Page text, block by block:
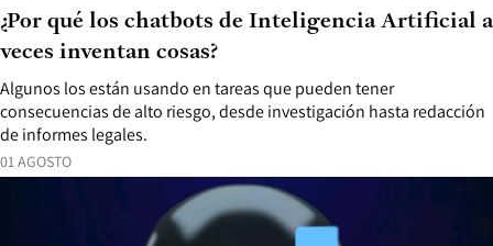
01 AGOSTO
Algunos los están usando en tareas que pueden tener
consecuencias de alto riesgo, desde investigación hasta redacción
de informes legales.
¿Por qué los chatbots de Inteligencia Artificial a
veces inventan cosas?